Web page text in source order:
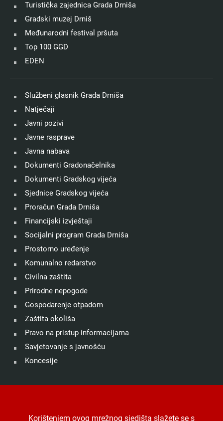
Turistička zajednica Grada Drniša
Gradski muzej Drniš
Međunarodni festival pršuta
Top 100 GGD
EDEN
Službeni glasnik Grada Drniša
Natječaji
Javni pozivi
Javne rasprave
Javna nabava
Dokumenti Gradonačelnika
Dokumenti Gradskog vijeća
Sjednice Gradskog vijeća
Proračun Grada Drniša
Financijski izvještaji
Socijalni program Grada Drniša
Prostorno uređenje
Komunalno redarstvo
Civilna zaštita
Prirodne nepogode
Gospodarenje otpadom
Zaštita okoliša
Pravo na pristup informacijama
Savjetovanje s javnošću
Koncesije
Korištenjem ovog mrežnog sjedišta slažete se s